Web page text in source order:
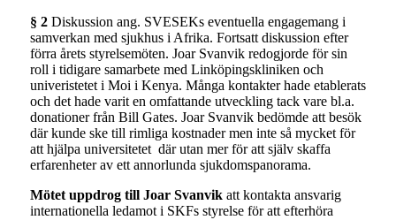
§ 2Diskussion ang. SVESEKs eventuella engagemang i
samverkan med sjukhus i Afrika. Fortsatt diskussion efter
förra årets styrelsemöten. Joar Svanvik redogjorde för sin
roll i tidigare samarbete med Linköpingskliniken och
univeristetet i Moi i Kenya. Många kontakter hade etablerats
och det hade varit en omfattande utveckling tack vare bl.a.
donationer från Bill Gates. Joar Svanvik bedömde att besök
där kunde ske till rimliga kostnader men inte så mycket för
att hjälpa universitetet där utan mer för att själv skaffa
erfarenheter av ett annorlunda sjukdomspanorama.
Mötet uppdrog till Joar Svanvikatt kontakta ansvarig
internationella ledamot i SKFs styrelse för att efterhöra